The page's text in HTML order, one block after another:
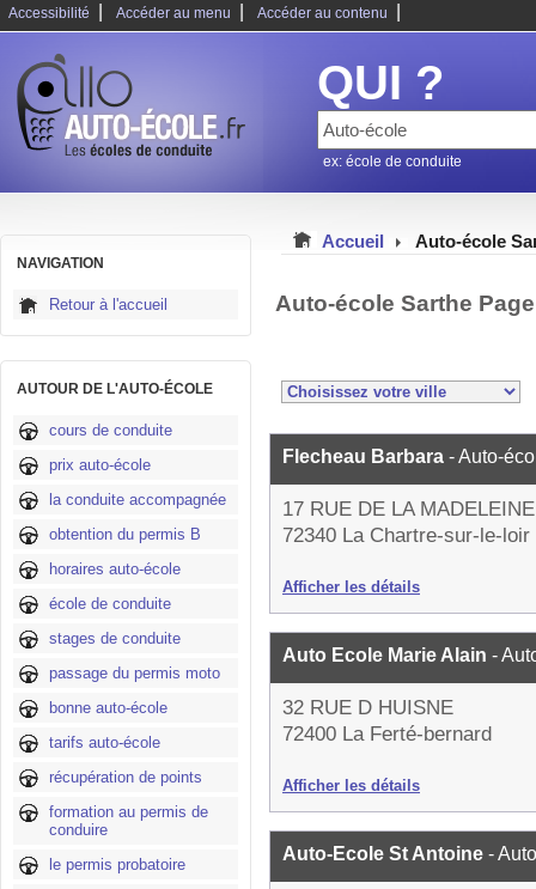
Accessibilité Accéder au menu Accéder au contenu
QUI ?
ex: école de conduite
NAVIGATION
Retour à l'accueil
AUTOUR DE L'AUTO-ÉCOLE
cours de conduite
prix auto-école
la conduite accompagnée
obtention du permis B
horaires auto-école
école de conduite
stages de conduite
passage du permis moto
bonne auto-école
tarifs auto-école
récupération de points
formation au permis de
conduire
le permis probatoire
Accueil Auto-école
Auto-école Sarthe
Flecheau Barbara - Auto-
17 RUE DE LA MADELEINE
72340 La Chartre-sur-le-loir
Afficher les détails
Auto Ecole Marie Alain -
32 RUE D HUISNE
72400 La Ferté-bernard
Afficher les détails
Auto-Ecole St Antoine -